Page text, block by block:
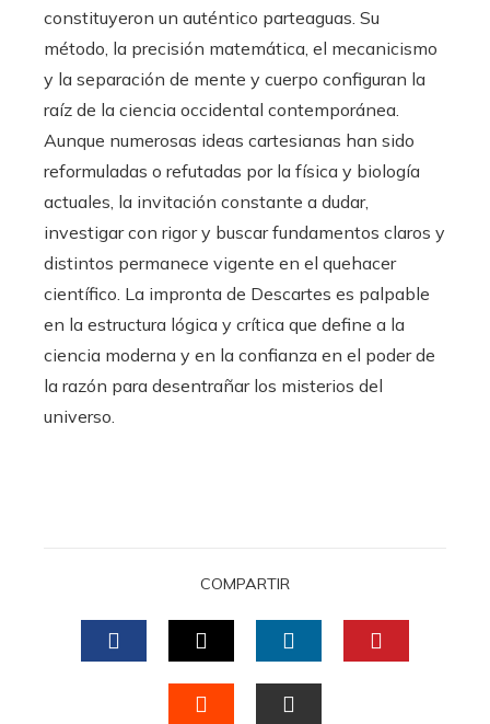
constituyeron un auténtico parteaguas. Su
método, la precisión matemática, el mecanicismo
y la separación de mente y cuerpo configuran la
raíz de la ciencia occidental contemporánea.
Aunque numerosas ideas cartesianas han sido
reformuladas o refutadas por la física y biología
actuales, la invitación constante a dudar,
investigar con rigor y buscar fundamentos claros y
distintos permanece vigente en el quehacer
científico. La impronta de Descartes es palpable
en la estructura lógica y crítica que define a la
ciencia moderna y en la confianza en el poder de
la razón para desentrañar los misterios del
universo.
COMPARTIR
FACEBOOKTWITTERLINKEDIN